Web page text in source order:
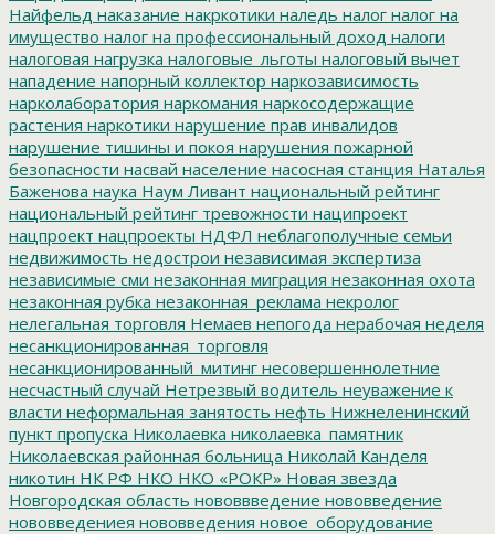
Найфельд наказание накркотики наледь налог налог на
имущество налог на профессиональный доход налоги
налоговая нагрузка налоговые_льготы налоговый вычет
нападение напорный коллектор наркозависимость
нарколаборатория наркомания наркосодержащие
растения наркотики нарушение прав инвалидов
нарушение тишины и покоя нарушения пожарной
безопасности насвай население насосная станция Наталья
Баженова наука Наум Ливант национальный рейтинг
национальный рейтинг тревожности наципроект
нацпроект нацпроекты НДФЛ неблагополучные семьи
недвижимость недострои независимая экспертиза
независимые сми незаконная миграция незаконная охота
незаконная рубка незаконная_реклама некролог
нелегальная торговля Немаев непогода нерабочая неделя
несанкционированная_торговля
несанкционированный_митинг несовершеннолетние
несчастный случай Нетрезвый водитель неуважение к
власти неформальная занятость нефть Нижнеленинский
пункт пропуска Николаевка николаевка_памятник
Николаевская районная больница Николай Канделя
никотин НК РФ НКО НКО «РОКР» Новая звезда
Новгородская область нововвведение нововведение
нововведениея нововведения новое_оборудование